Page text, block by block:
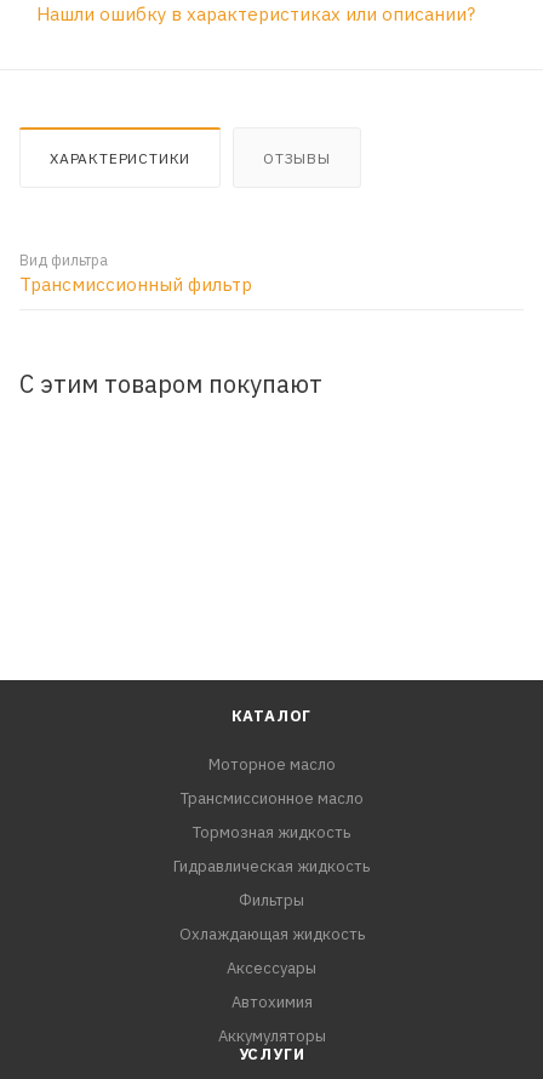
Нашли ошибку в характеристиках или описании?
ХАРАКТЕРИСТИКИ ОТЗЫВЫ
Вид фильтра
Трансмиссионный фильтр
С этим товаром покупают
КАТАЛОГ
Моторное масло
Трансмиссионное масло
Тормозная жидкость
Гидравлическая жидкость
Фильтры
Охлаждающая жидкость
Аксессуары
Автохимия
Аккумуляторы
УСЛУГИ